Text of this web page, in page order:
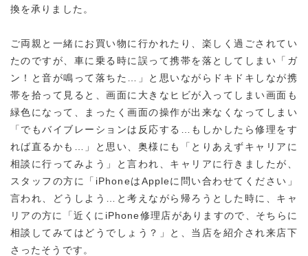
換を承りました。
ご両親と一緒にお買い物に行かれたり、楽しく過ごされてい
たのですが、車に乗る時に誤って携帯を落としてしまい「ガ
ン！と音が鳴って落ちた…」と思いながらドキドキしなが携
帯を拾って見ると、画面に大きなヒビが入ってしまい画面も
緑色になって、まったく画面の操作が出来なくなってしまい
「でもバイブレーションは反応する…もしかしたら修理をす
れば直るかも…」と思い、奥様にも「とりあえずキャリアに
相談に行ってみよう」と言われ、キャリアに行きましたが、
スタッフの方に「iPhoneはAppleに問い合わせてください」
言われ、どうしよう…と考えながら帰ろうとした時に、キャ
リアの方に「近くにiPhone修理店がありますので、そちらに
相談してみてはどうでしょう？」と、当店を紹介され来店下
さったそうです。